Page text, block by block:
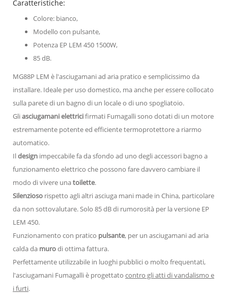
Caratteristiche:
Colore: bianco,
Modello con pulsante,
Potenza EP LEM 450 1500W,
85 dB.
MG88P LEM è l'asciugamani ad aria pratico e semplicissimo da
installare. Ideale per uso domestico, ma anche per essere collocato
sulla parete di un bagno di un locale o di uno spogliatoio.
Gliasciugamani elettricifirmati Fumagalli sono dotati di un motore
estremamente potente ed efficiente termoprotettore a riarmo
automatico.
Ildesign impeccabile fa da sfondo ad uno degli accessori bagno a
funzionamento elettrico che possono fare davvero cambiare il
modo di vivere unatoilette.
Silenzioso rispetto agli altri asciuga mani made in China, particolare
da non sottovalutare. Solo 85 dB di rumorosità per la versione EP
LEM 450.
Funzionamento con pratico pulsante, per un asciugamani ad aria
calda da murodi ottima fattura.
Perfettamente utilizzabile in luoghi pubblici o molto frequentati,
l'asciugamani Fumagalli è progettato contro gli atti di vandalismo e
i furti.